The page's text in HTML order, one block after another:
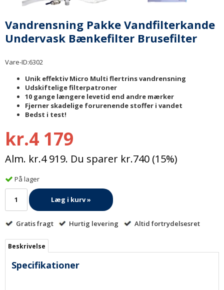
Vandrensning Pakke Vandfilterkande
Undervask Bænkefilter Brusefilter
Vare-ID:6302
Unik effektiv Micro Multi flertrins vandrensning
Udskiftelige filterpatroner
10 gange længere levetid end andre mærker
Fjerner skadelige forurenende stoffer i vandet
Bedst i test!
kr.4 179
Alm. kr.4 919. Du sparer kr.740 (15%)
På lager
Læg i kurv »
Gratis fragt Hurtig levering Altid fortrydelsesret
Beskrivelse
Specifikationer